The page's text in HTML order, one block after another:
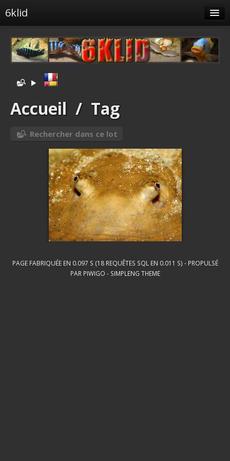
6klid
Tags liés
Spéciales
Albums liés
Identification
Accueil / Tag
Rechercher dans ce lot
PAGE FABRIQUÉE EN 0.097 S (18 REQUÊTES SQL EN 0.011 S) - PROPULSÉ
PAR PIWIGO - SIMPLENG THEME